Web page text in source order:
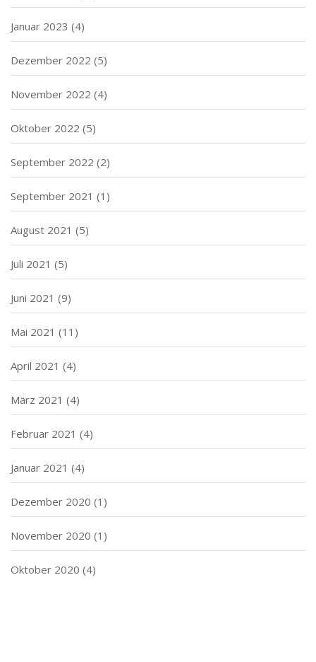
Januar 2023 (4)
Dezember 2022 (5)
November 2022 (4)
Oktober 2022 (5)
September 2022 (2)
September 2021 (1)
August 2021 (5)
Juli 2021 (5)
Juni 2021 (9)
Mai 2021 (11)
April 2021 (4)
März 2021 (4)
Februar 2021 (4)
Januar 2021 (4)
Dezember 2020 (1)
November 2020 (1)
Oktober 2020 (4)